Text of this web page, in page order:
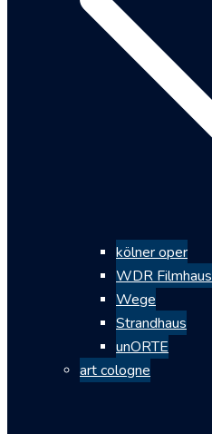
kölner oper
WDR Filmhaus
Wege
Strandhaus
unORTE
art cologne